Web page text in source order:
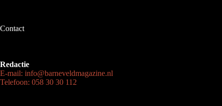
Contact
Redactie
E-mail: info@barneveldmagazine.nl
Telefoon: 058 30 30 112